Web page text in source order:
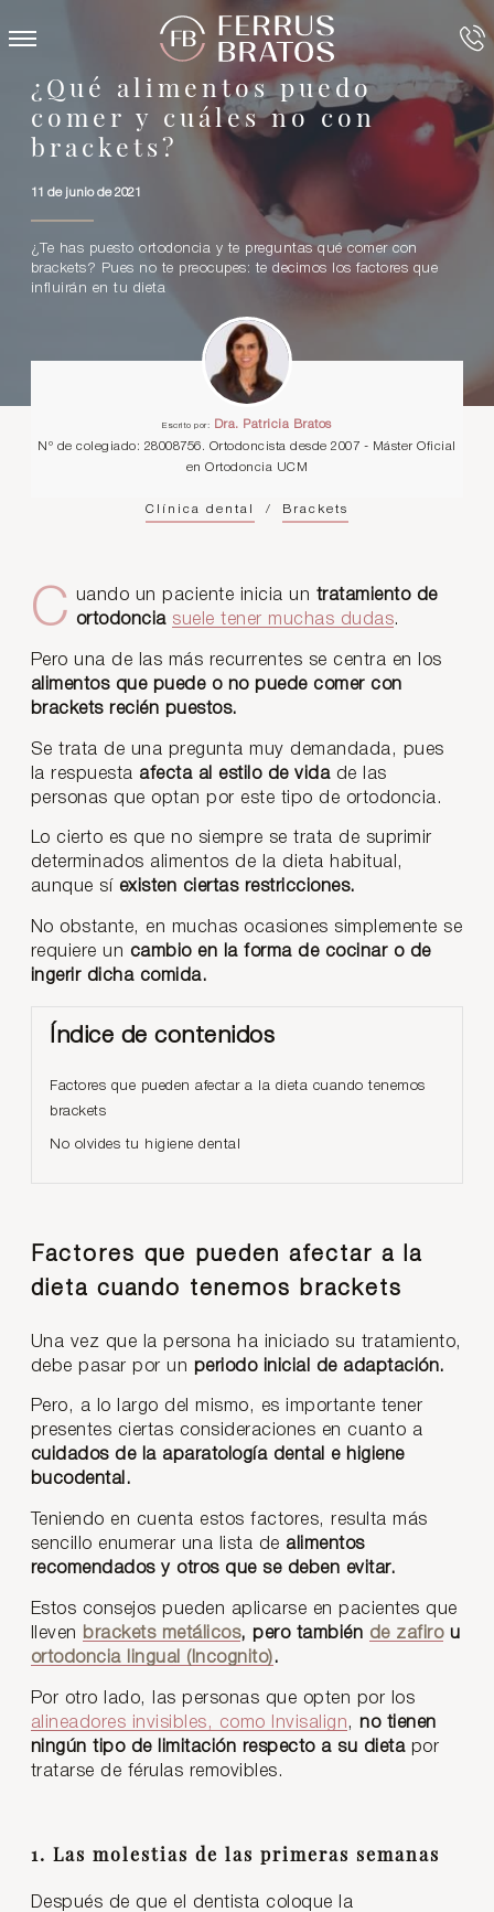
¿Qué alimentos puedo
comer y cuáles no con
brackets?
11 de junio de 2021
¿Te has puesto ortodoncia y te preguntas qué comer con
brackets? Pues no te preocupes: te decimos los factores que
influirán en tu dieta
Escrito por:
Dra. Patricia Bratos
Nº de colegiado: 28008756. Ortodoncista desde 2007 - Máster Oficial
en Ortodoncia UCM
Clínica dental / Brackets
Cuando un paciente inicia un tratamiento de
ortodoncia suele tener muchas dudas.
Pero una de las más recurrentes se centra en los
alimentos que puede o no puede comer con
brackets recién puestos.
Se trata de una pregunta muy demandada, pues
la respuesta afecta al estilo de vida de las
personas que optan por este tipo de ortodoncia.
Lo cierto es que no siempre se trata de suprimir
determinados alimentos de la dieta habitual,
aunque sí existen ciertas restricciones.
No obstante, en muchas ocasiones simplemente se
requiere un cambio en la forma de cocinar o de
ingerir dicha comida.
Índice de contenidos
Factores que pueden afectar a la dieta cuando tenemos
brackets
No olvides tu higiene dental
Factores que pueden afectar a la
dieta cuando tenemos brackets
Una vez que la persona ha iniciado su tratamiento,
debe pasar por un periodo inicial de adaptación.
Pero, a lo largo del mismo, es importante tener
presentes ciertas consideraciones en cuanto a
cuidados de la aparatología dental e higiene
bucodental.
Teniendo en cuenta estos factores, resulta más
sencillo enumerar una lista de alimentos
recomendados y otros que se deben evitar.
Estos consejos pueden aplicarse en pacientes que
lleven brackets metálicos, pero también de zafirou
ortodoncia lingual (Incognito).
Por otro lado, las personas que opten por los
alineadores invisibles, como Invisalign , no tienen
ningún tipo de limitación respecto a su dietapor
tratarse de férulas removibles.
1. Las molestias de las primeras semanas
Después de que el dentista coloque la